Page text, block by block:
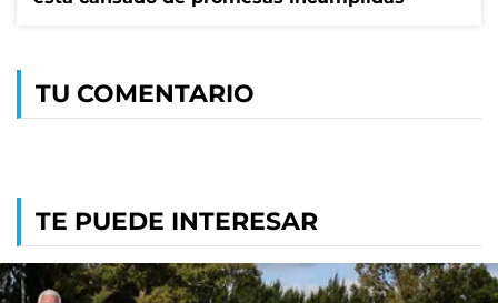
TU COMENTARIO
TE PUEDE INTERESAR